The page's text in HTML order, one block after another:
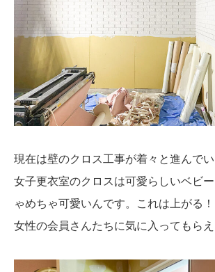
現在は壁のクロス工事が着々と進んでい
女子更衣室のクロスは可愛らしいベビ
ゃめちゃ可愛いんです。これは上がる！
女性の会員さんたちに気に入ってもら